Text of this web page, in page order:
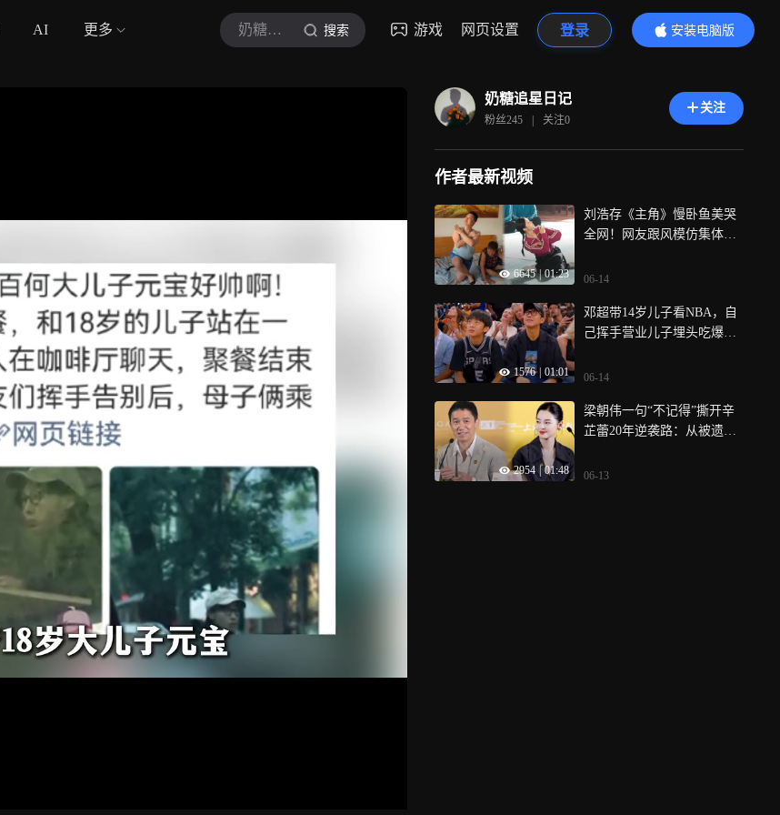
AI 更多 奶糖追星日记 搜索 游戏 网页设置 登录
安装电脑版
内容更精彩
奶糖追星日记
粉丝245 | 关注0
关注
作者最新视频
6645 | 01:23
刘浩存《主角》慢卧鱼美哭
全网！网友跟风模仿集体翻
腰试！
06-14
1576 01:01
邓超带14岁儿子看NBA，自
己挥手营业儿子埋头吃爆米
06-14
2954 | 01:48
梁朝伟一句“不记得”撕开辛
芷蕾20年逆袭路：从被遗忘
太爽！
06-13